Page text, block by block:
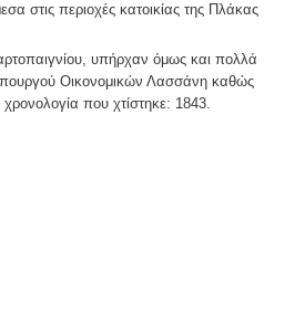
στις περιοχές κατοικίας της Πλάκας
υπήρχαν όμως και πολλά
Οικονομικών Λασσάνη καθώς
που χτίστηκε: 1843.